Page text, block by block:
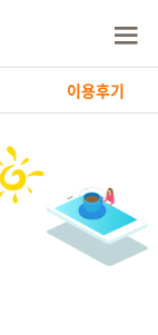
이용후기